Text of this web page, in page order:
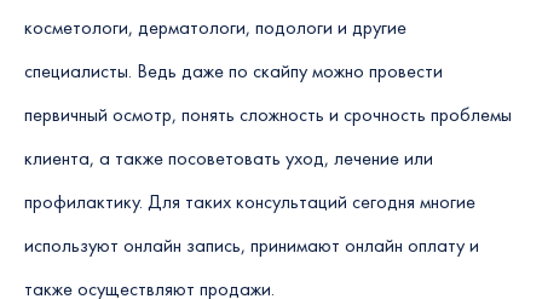
косметологи, дерматологи, подологи и другие
специалисты. Ведь даже по скайпу можно провести
первичный осмотр, понять сложность и срочность проблемы
клиента, а также посоветовать уход, лечение или
профилактику. Для таких консультаций сегодня многие
используют онлайн запись, принимают онлайн оплату и
также осуществляют продажи.